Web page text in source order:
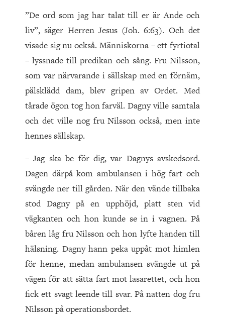
”De ord som jag har talat till er är Ande och
liv”, säger Herren Jesus (Joh. 6:63). Och det
visade sig nu också. Människorna – ett fyrtiotal
– lyssnade till predikan och sång. Fru Nilsson,
som var närvarande i sällskap med en förnäm,
pälsklädd dam, blev gripen av Ordet. Med
tårade ögon tog hon farväl. Dagny ville samtala
och det ville nog fru Nilsson också, men inte
hennes sällskap.
– Jag ska be för dig, var Dagnys avskedsord.
Dagen därpå kom ambulansen i hög fart och
svängde ner till gården. När den vände tillbaka
stod Dagny på en upphöjd, platt sten vid
vägkanten och hon kunde se in i vagnen. På
båren låg fru Nilsson och hon lyfte handen till
hälsning. Dagny hann peka uppåt mot himlen
för henne, medan ambulansen svängde ut på
vägen för att sätta fart mot lasarettet, och hon
fick ett svagt leende till svar. På natten dog fru
Nilsson på operationsbordet.